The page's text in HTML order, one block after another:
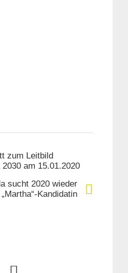
zum Leitbild
am 15.01.2020
sucht 2020 wieder
Kandidatin